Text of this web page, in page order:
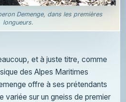
Demenge, dans les premières
longueurs.
et à juste titre, comme
des Alpes Maritimes
offre à ses prétendants
sur un gneiss de premier